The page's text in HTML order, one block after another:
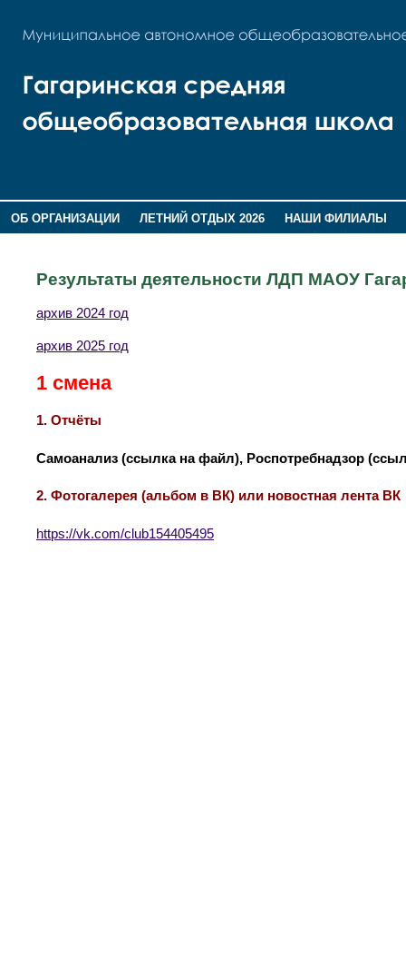
ОБ ОРГАНИЗАЦИИ ЛЕТНИЙ ОТДЫХ 2026
НАШИ ФИЛИАЛЫ
Результаты деятельности ЛДП МАОУ
архив 2024 год
архив 2025 год
1 смена
1. Отчёты
Самоанализ (ссылка на файл), Роспотребнадзор
2. Фотогалерея (альбом в ВК) или новостная лента ВК
https://vk.com/club154405495